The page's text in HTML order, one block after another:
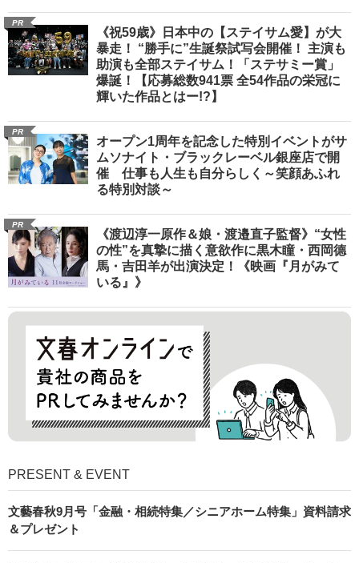
PR
《祝59歳》日本中の【ステイサム愛】が大
暴走！ “勝手に”生誕祭試写会開催！ 主演も
助演も全部ステイサム！「ステサミー賞」
爆誕！【応募総数941票 全54作品の栄冠に
輝いた作品とはー!?】
PR
オープン1周年を記念した特別イベントがサ
ムソナイト・ブラックレーベル銀座店で開
催 仕事も人生も自分らしく～笑顔あふれ
る特別対談～
PR
《渡辺淳一原作＆娘・渡邉直子監督》“女性
の性”を真摯に描く意欲作に黒木瞳・西岡德
馬・吉田羊が出演決定！《映画『月がみて
いる』》
PRESENT & EVENT
文藝春秋9月号「金融・相続特集／シニアホーム特集」資料請求
＆プレゼント